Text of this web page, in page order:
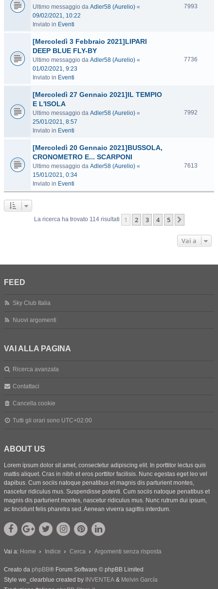
Ultimo messaggio da Adler58 (Aurelio) «
09/02/2021, 10:22
Inviato in Eventi
7993
[Mercoledì 3 Febbraio 2021]LIPARI
DEEP BLUE FLY-BY
Ultimo messaggio da Adler58 (Aurelio) «
01/02/2021, 9:23
Inviato in Eventi
7736
[Mercoledì 27 Gennaio 2021]IL TEMPIO
E L'ISOLA
Ultimo messaggio da Adler58 (Aurelio) «
25/01/2021, 8:57
Inviato in Eventi
7992
[Mercoledì 20 Gennaio 2021]BUSSOLA,
CRONOMETRO E... SCARPONI
Ultimo messaggio da Adler58 (Aurelio) «
15/01/2021, 0:34
Inviato in Eventi
7613
La ricerca ha trovato 114 risultati 1 2 3 4 5
Vai a
FEED
Sky Club Italia
Nuovi argomenti
VAI ALLA PAGINA
Ricerca avanzata
Contattaci
Cancella cookie
Tutti gli orari sono UTC+02:00
ABOUT US
Lorem ipsum dolor sit amet, consectetur adipiscing elit. In porttitor lectus quis
mattis aliquet. Cras in nibh et eros porttitor facilisis. Nunc egestas eget leo vel
dapibus. Cum sociis natoque penatibus et magnis dis parturient montes,
nascetur ridiculus mus. Suspendisse potenti. Cum sociis natoque penatibus et
magnis dis parturient montes, nascetur ridiculus mus. Nunc rutrum dui ipsum,
ac tincidunt felis pharetra sed. Aenean viverra sagittis interdum.
Vai a: Home Indice Cerca Argomenti senza risposta
Creato da phpBB® Forum Software © phpBB Limited
Style we_clearblue created by INVENTEA & Melvin García